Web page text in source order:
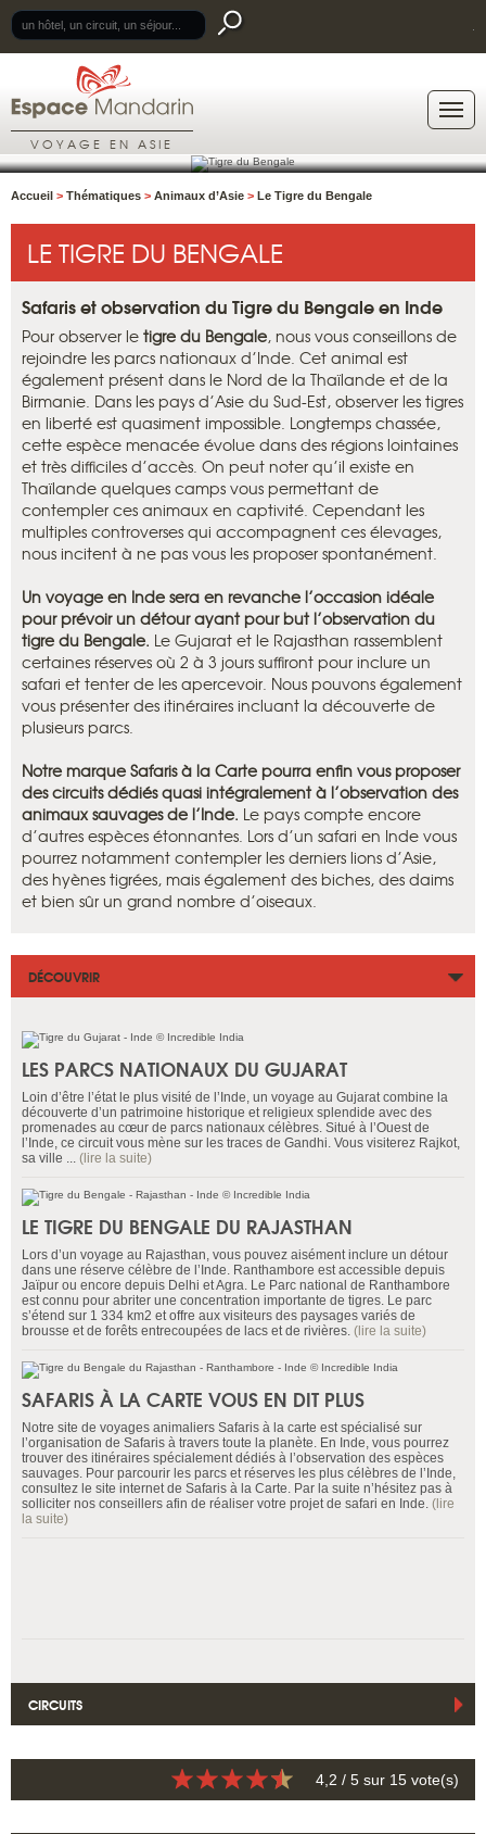
VOYAGE EN ASIE
Accueil > Thématiques > Animaux d’Asie > Le Tigre du Bengale
LE TIGRE DU BENGALE
Safaris et observation du Tigre du Bengale en Inde
Pour observer le tigre du Bengale, nous vous conseillons de
rejoindre les parcs nationaux d’Inde. Cet animal est
également présent dans le Nord de la Thaïlande et de la
Birmanie. Dans les pays d’Asie du Sud-Est, observer les tigres
en liberté est quasiment impossible. Longtemps chassée,
cette espèce menacée évolue dans des régions lointaines
et très difficiles d’accès. On peut noter qu’il existe en
Thaïlande quelques camps vous permettant de
contempler ces animaux en captivité. Cependant les
multiples controverses qui accompagnent ces élevages,
nous incitent à ne pas vous les proposer spontanément.
Un voyage en Inde sera en revanche l’occasion idéale
pour prévoir un détour ayant pour but l’observation du
tigre du Bengale. Le Gujarat et le Rajasthan rassemblent
certaines réserves où 2 à 3 jours suffiront pour inclure un
safari et tenter de les apercevoir. Nous pouvons également
vous présenter des itinéraires incluant la découverte de
plusieurs parcs.
Notre marque Safaris à la Carte pourra enfin vous proposer
des circuits dédiés quasi intégralement à l’observation des
animaux sauvages de l’Inde. Le pays compte encore
d’autres espèces étonnantes. Lors d’un safari en Inde vous
pourrez notamment contempler les derniers lions d’Asie,
des hyènes tigrées, mais également des biches, des daims
et bien sûr un grand nombre d’oiseaux.
DÉCOUVRIR
LES PARCS NATIONAUX DU GUJARAT
Loin d’être l’état le plus visité de l’Inde, un voyage au Gujarat combine la
découverte d’un patrimoine historique et religieux splendide avec des
promenades au cœur de parcs nationaux célèbres. Situé à l’Ouest de
l’Inde, ce circuit vous mène sur les traces de Gandhi. Vous visiterez Rajkot,
sa ville ... (lire la suite)
LE TIGRE DU BENGALE DU RAJASTHAN
Lors d’un voyage au Rajasthan, vous pouvez aisément inclure un détour
dans une réserve célèbre de l’Inde. Ranthambore est accessible depuis
Jaïpur ou encore depuis Delhi et Agra. Le Parc national de Ranthambore
est connu pour abriter une concentration importante de tigres. Le parc
s’étend sur 1 334 km2 et offre aux visiteurs des paysages variés de
brousse et de forêts entrecoupées de lacs et de rivières. (lire la suite)
SAFARIS À LA CARTE VOUS EN DIT PLUS
Notre site de voyages animaliers Safaris à la carte est spécialisé sur
l’organisation de Safaris à travers toute la planète. En Inde, vous pourrez
trouver des itinéraires spécialement dédiés à l’observation des espèces
sauvages. Pour parcourir les parcs et réserves les plus célèbres de l’Inde,
consultez le site internet de Safaris à la Carte. Par la suite n’hésitez pas à
solliciter nos conseillers afin de réaliser votre projet de safari en Inde. (lire
la suite)
CIRCUITS
4,2 / 5 sur 15 vote(s)